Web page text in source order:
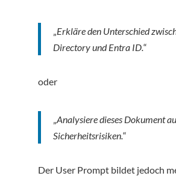
„Erkläre den Unterschied
Directory und Entra ID.“
oder
„Analysiere dieses Dokument
Sicherheitsrisiken.“
Der User Prompt bildet jedoch